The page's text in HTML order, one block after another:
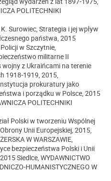
POLITECHNIKI
Surowiec, Strategia i jej wpływ
państwa, 2015
w Szczytnie,
militarne II
z Ukraińcami na terenie
1918-1919, 2015,
prokuratury jako
i porządku w Polsce, 2015
POLITECHNIKI
Polski w tworzeniu Wspólnej
Unii Europejskiej, 2015,
W WARSZAWIE,
bezpieczeństwa Polski i Unii
Siedlce, WYDAWNICTWO
HUMANISTYCZNEGO W